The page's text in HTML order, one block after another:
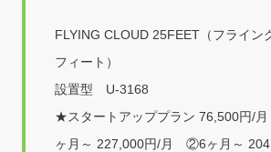
FLYING CLOUD 25FEET（フライン
フィート）
設置型 U-3168
★スタートアッププラン 76,500円/
ヶ月～ 227,000円/月 ②6ヶ月～